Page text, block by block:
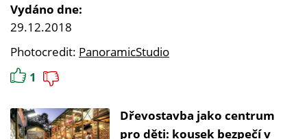
Vydáno dne:
29.12.2018
Photocredit: PanoramicStudio
1
Dřevostavba jako centrum
pro děti: kousek bezpečí v